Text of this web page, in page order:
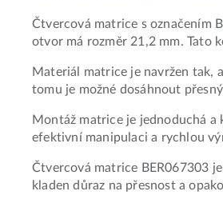
Čtvercová matrice s označením
otvor má rozměr 21,2 mm. Tato
Materiál matrice je navržen tak,
tomu je možné dosáhnout
Montáž matrice je jednoduchá
efektivní manipulaci a rychlou
Čtvercová matrice BER067303
kladen důraz na přesnost a